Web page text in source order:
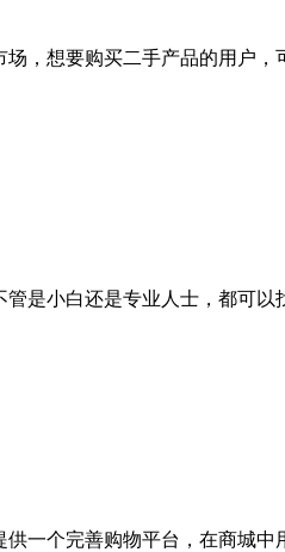
，想要购买二手产品的用户，
是小白还是专业人士，都可以
一个完善购物平台，在商城中